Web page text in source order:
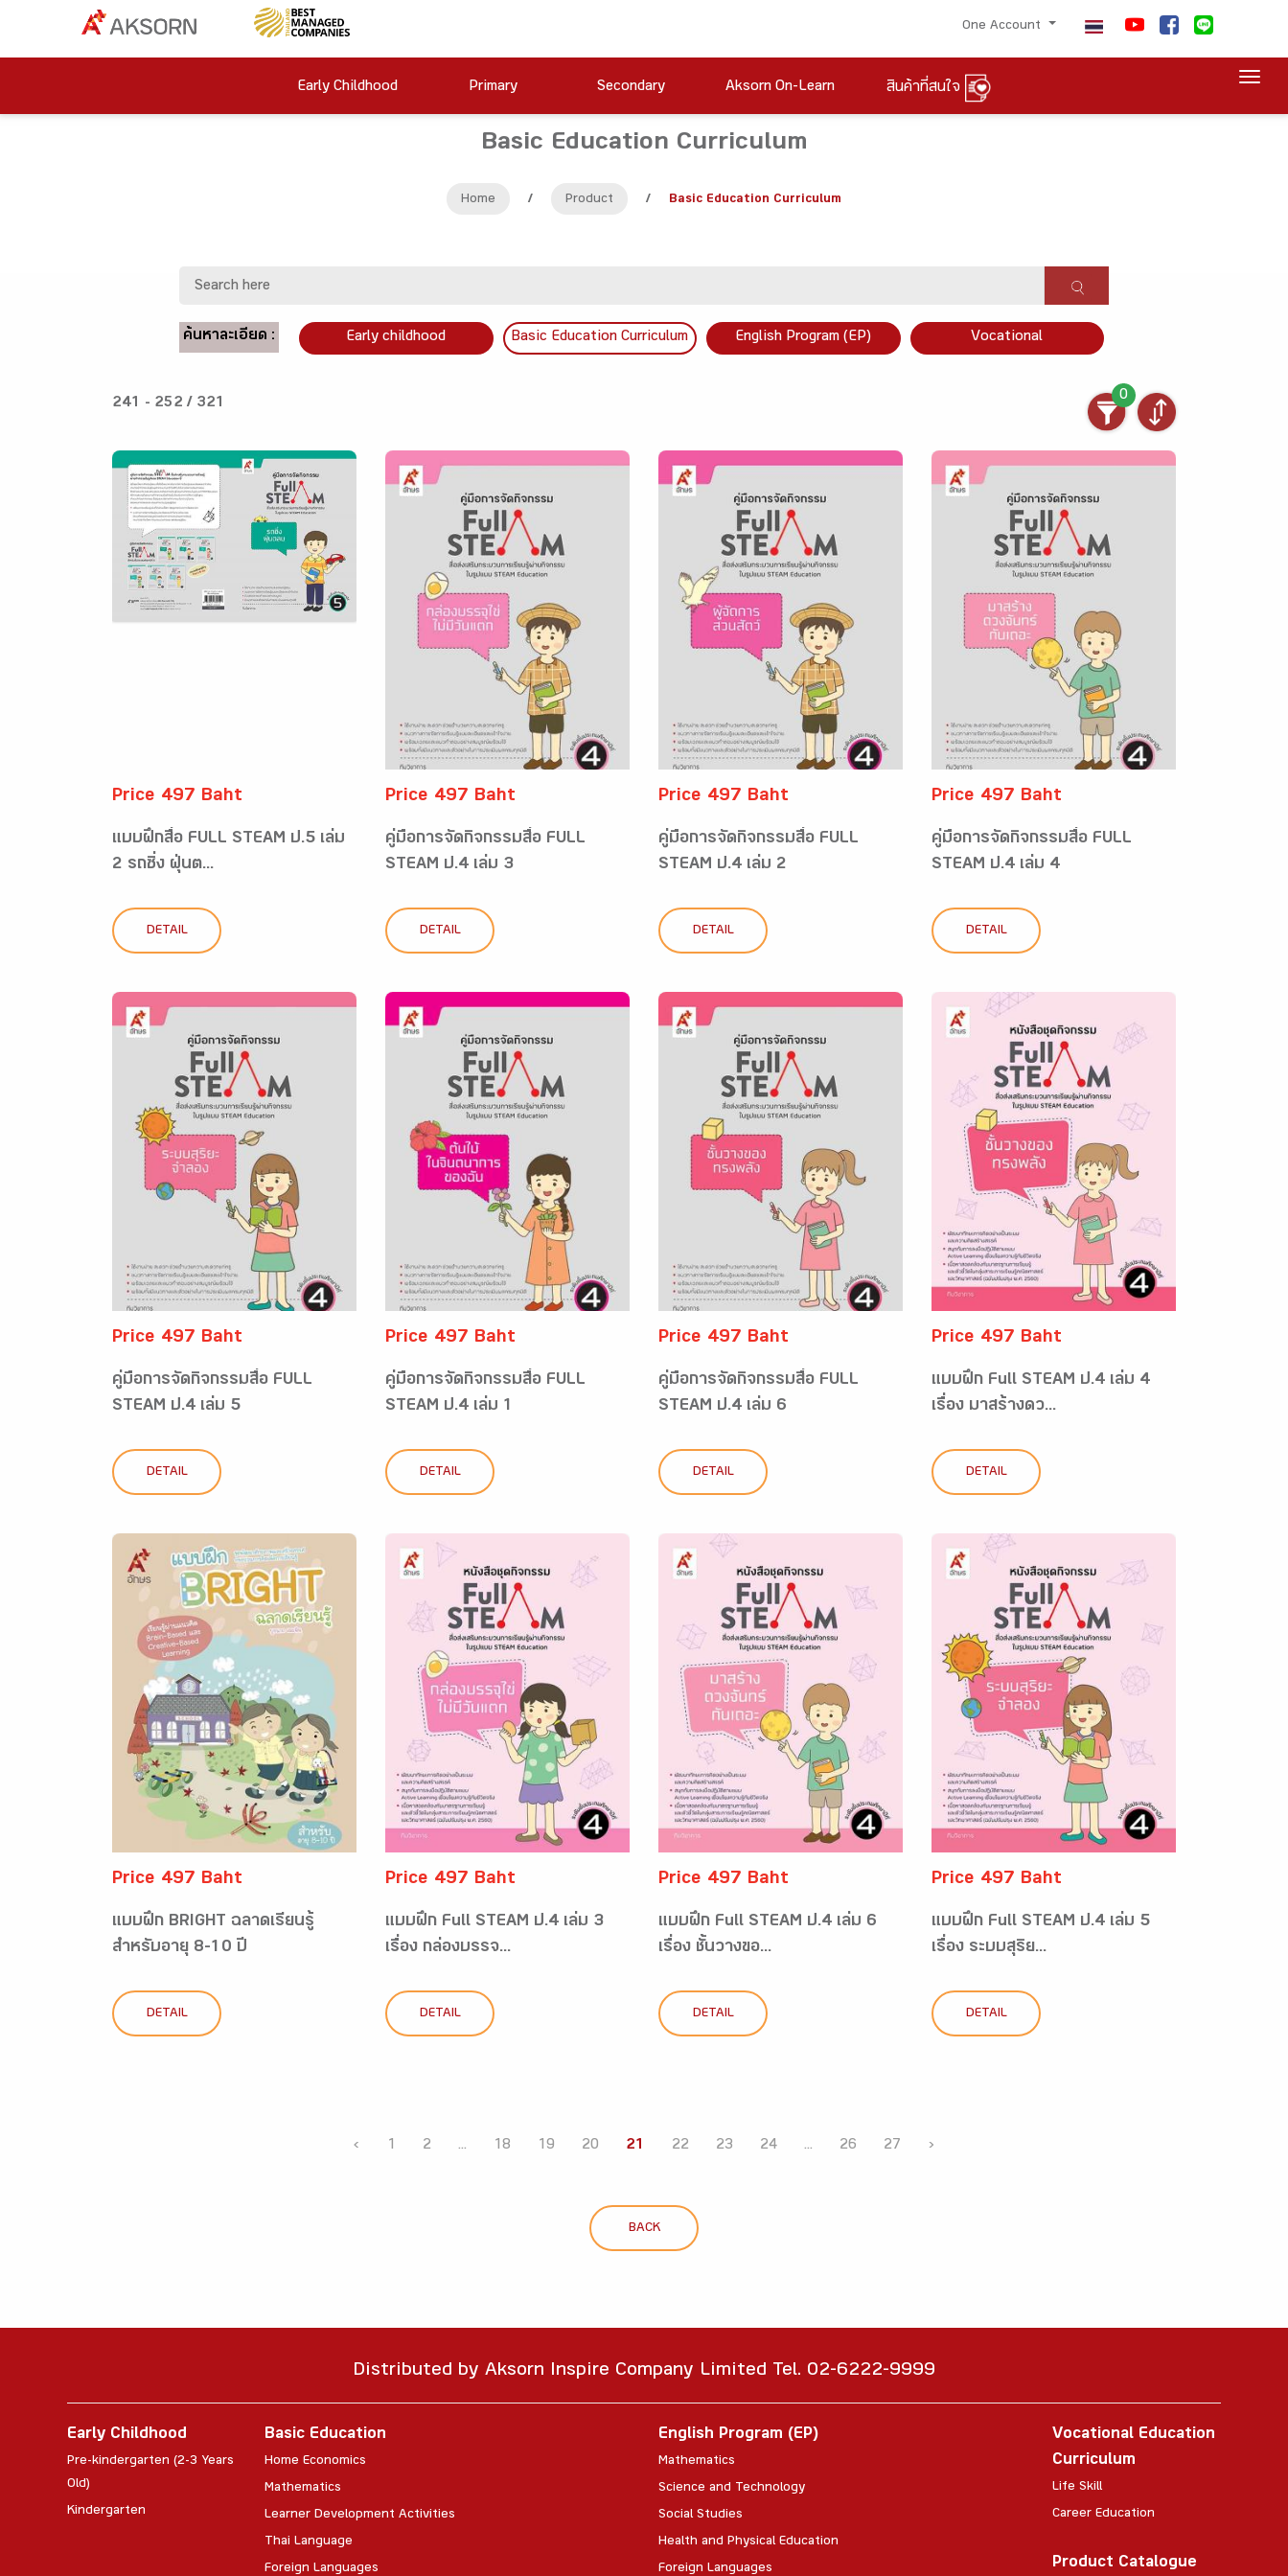
One Account
Early Childhood Primary Secondary Aksorn On-Learn สินค้าที่สนใจ
Basic Education Curriculum
Home / Product / Basic Education Curriculum
ค้นหาละเอียด : Early childhood Basic Education Curriculum English Program (EP) Vocational
241 - 252 / 321
0
Price 497 Baht
แบบฝึกสื่อ FULL STEAM ป.5 เล่ม
2 รถซิ่ง ฝุ่นต...
DETAIL
Price 497 Baht
คู่มือการจัดกิจกรรมสื่อ FULL
STEAM ป.4 เล่ม 3
DETAIL
Price 497 Baht
คู่มือการจัดกิจกรรมสื่อ FULL
STEAM ป.4 เล่ม 2
DETAIL
Price 497 Baht
คู่มือการจัดกิจกรรมสื่อ FULL
STEAM ป.4 เล่ม 4
DETAIL
Price 497 Baht
คู่มือการจัดกิจกรรมสื่อ FULL
STEAM ป.4 เล่ม 5
DETAIL
Price 497 Baht
คู่มือการจัดกิจกรรมสื่อ FULL
STEAM ป.4 เล่ม 1
DETAIL
Price 497 Baht
คู่มือการจัดกิจกรรมสื่อ FULL
STEAM ป.4 เล่ม 6
DETAIL
Price 497 Baht
แบบฝึก Full STEAM ป.4 เล่ม 4
เรื่อง มาสร้างดว...
DETAIL
Price 497 Baht
แบบฝึก BRIGHT ฉลาดเรียนรู้
สำหรับอายุ 8-10 ปี
DETAIL
Price 497 Baht
แบบฝึก Full STEAM ป.4 เล่ม 3
เรื่อง กล่องบรรจ...
DETAIL
Price 497 Baht
แบบฝึก Full STEAM ป.4 เล่ม 6
เรื่อง ชั้นวางขอ...
DETAIL
Price 497 Baht
แบบฝึก Full STEAM ป.4 เล่ม 5
เรื่อง ระบบสุริย...
DETAIL
‹ 1 2 ... 18 19 20 21 22 23 24 ... 26 27 ›
BACK
Distributed by Aksorn Inspire Company Limited Tel. 02-6222-9999
Early Childhood
Pre-kindergarten (2-3 Years
Old)
Kindergarten
Basic Education
Home Economics
Mathematics
Learner Development Activities
Thai Language
Foreign Languages
English Program (EP)
Mathematics
Science and Technology
Social Studies
Health and Physical Education
Foreign Languages
Vocational Education
Curriculum
Life Skill
Career Education
Product Catalogue